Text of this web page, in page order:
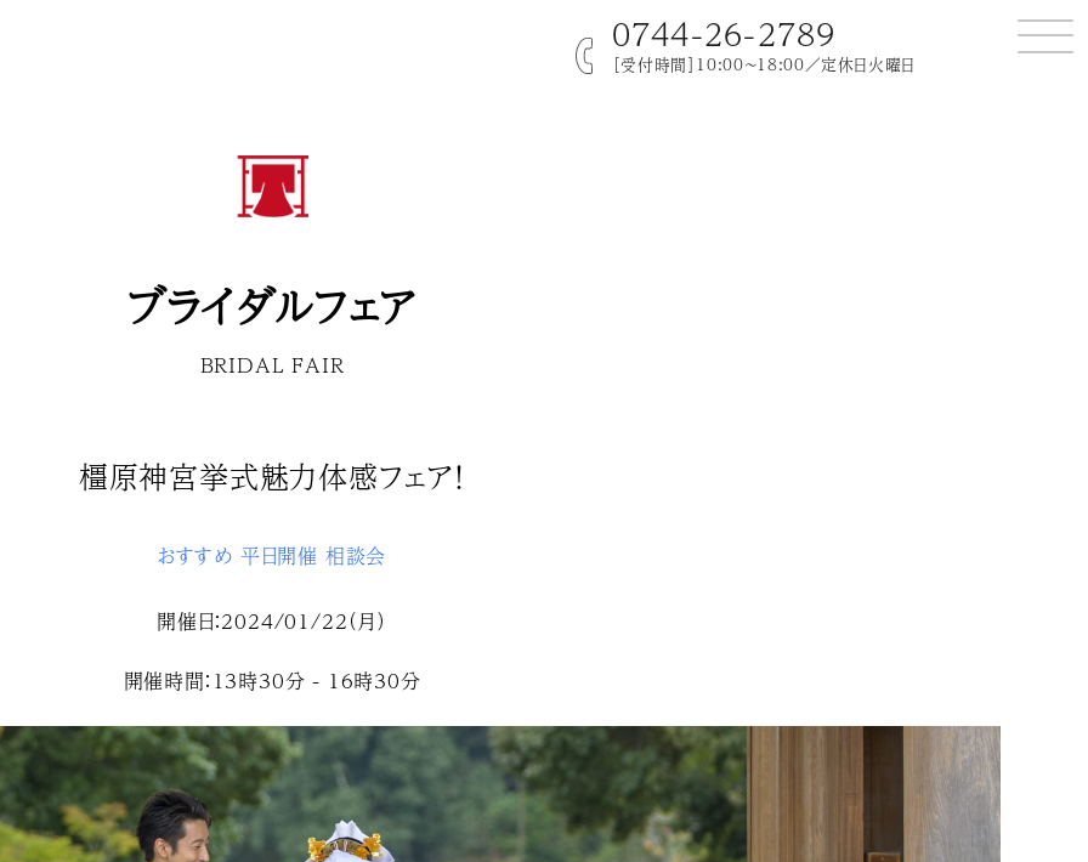
0744-26-2789
［受付時間］10:00～18:00／定休日火曜日
ブライダルフェア
BRIDAL FAIR
橿原神宮挙式魅力体感フェア！
おすすめ 平日開催 相談会
開催日：2024/01/22（月）
開催時間：13時30分 - 16時30分